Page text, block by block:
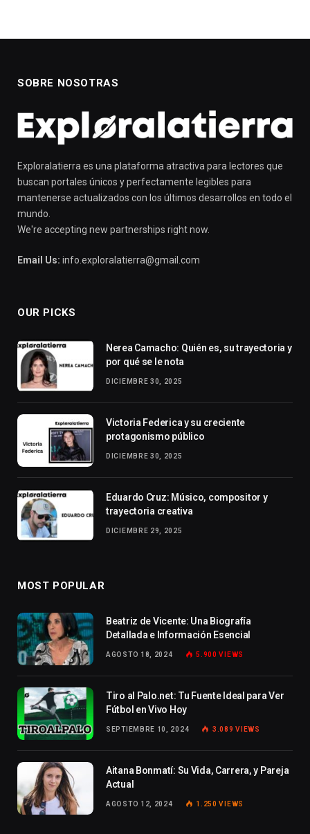
SOBRE NOSOTRAS
Exploralatierra es una plataforma atractiva para lectores que
buscan portales únicos y perfectamente legibles para
mantenerse actualizados con los últimos desarrollos en todo el
mundo.
We're accepting new partnerships right now.
Email Us: info.exploralatierra@gmail.com
OUR PICKS
Nerea Camacho: Quién es, su trayectoria y
por qué se le nota
DICIEMBRE 30, 2025
Victoria Federica y su creciente
protagonismo público
DICIEMBRE 30, 2025
Eduardo Cruz: Músico, compositor y
trayectoria creativa
DICIEMBRE 29, 2025
MOST POPULAR
Beatriz de Vicente: Una Biografía
Detallada e Información Esencial
AGOSTO 18, 2024 5.900VIEWS
Tiro al Palo.net: Tu Fuente Ideal para Ver
Fútbol en Vivo Hoy
SEPTIEMBRE 10, 2024 3.089VIEWS
Aitana Bonmatí: Su Vida, Carrera, y Pareja
Actual
AGOSTO 12, 2024 1.250VIEWS